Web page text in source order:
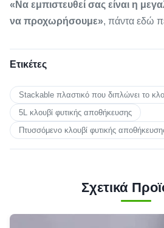
«Να εμπιστευθεί σας είναι η
να προχωρήσουμε», πάντα εδώ
Ετικέτες
Stackable πλαστικό που διπλώνει το
5L κλουβί φυτικής αποθήκευσης
Πτυσσόμενο κλουβί φυτικής
Σχετικά